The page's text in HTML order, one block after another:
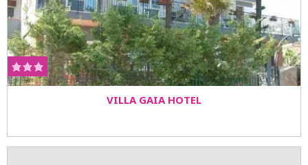
VILLA GAIA HOTEL